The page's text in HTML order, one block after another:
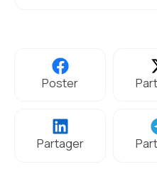
Poster
Partager